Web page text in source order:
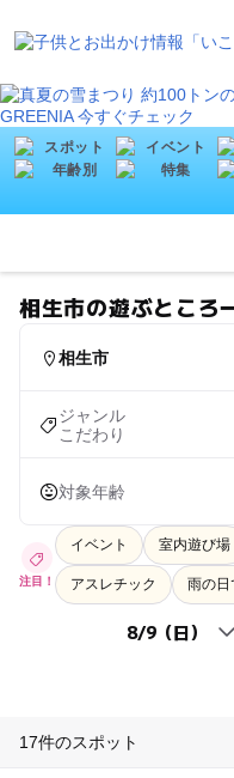
相生市の遊ぶところ
相生市
ジャンル
こだわり
対象年齢
注目！
イベント 室内遊び場
アスレチック 雨の日
17件のスポット